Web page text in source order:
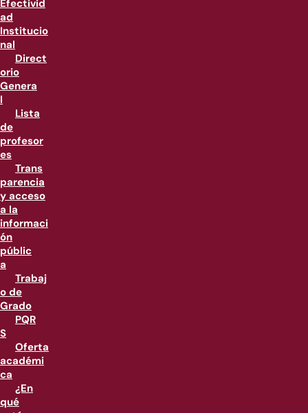
Efectivid
ad
Institucio
nal
Direct
orio
Genera
l
Lista
de
profesor
es
Trans
parencia
y acceso
a la
informaci
ón
públic
a
Trabaj
o de
Grado
PQR
S
Oferta
académi
ca
¿En
qué